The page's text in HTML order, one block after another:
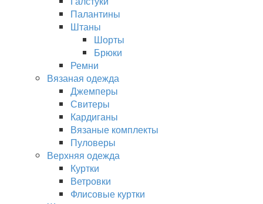
Палантины
Штаны
Шорты
Брюки
Ремни
Вязаная одежда
Джемперы
Свитеры
Кардиганы
Вязаные комплекты
Пуловеры
Верхняя одежда
Куртки
Ветровки
Флисовые куртки